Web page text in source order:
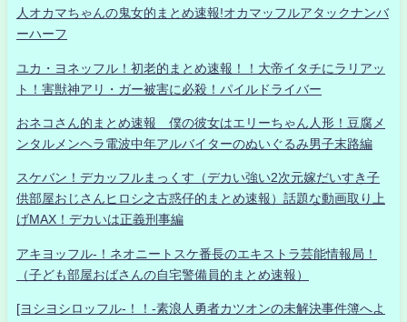
人オカマちゃんの鬼女的まとめ速報!オカマッフルアタックナンバ
ーハーフ
ユカ・ヨネッフル！初老的まとめ速報！！大帝イタチにラリアッ
ト！害獣神アリ・ガー被害に必殺！パイルドライバー
おネコさん的まとめ速報 僕の彼女はエリーちゃん人形！豆腐メ
ンタルメンヘラ電波中年アルバイターのぬいぐるみ男子末路編
スケバン！デカッフルまっくす（デカい強い2次元嫁だいすき子
供部屋おじさんヒロシ之古惑仔的まとめ速報）話題な動画取り上
げMAX！デカいは正義刑事編
アキヨッフル-！ネオニートスケ番長のエキストラ芸能情報局！
（子ども部屋おばさんの自宅警備員的まとめ速報）
[ヨシヨシロッフル-！！-素浪人勇者カツオンの未解決事件簿へよ